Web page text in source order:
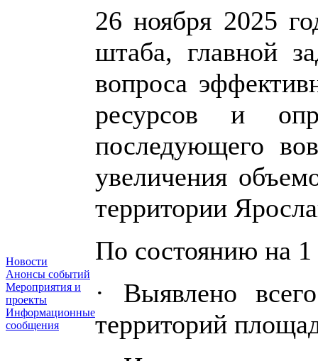
Новости
Анонсы событий
Мероприятия и
проекты
Информационные
сообщения
26 ноября 2025
штаба, главной
вопроса
ресурсов и
последующего
увеличения
территории
По состоянию на 1
· Выявлено
территорий